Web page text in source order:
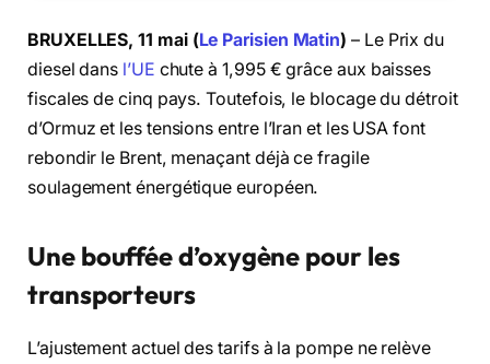
BRUXELLES, 11 mai (Le Parisien Matin) – Le Prix du
diesel dans l’UE chute à 1,995 € grâce aux baisses
fiscales de cinq pays. Toutefois, le blocage du détroit
d’Ormuz et les tensions entre l’Iran et les USA font
rebondir le Brent, menaçant déjà ce fragile
soulagement énergétique européen.
Une bouffée d’oxygène pour les
transporteurs
L’ajustement actuel des tarifs à la pompe ne relève